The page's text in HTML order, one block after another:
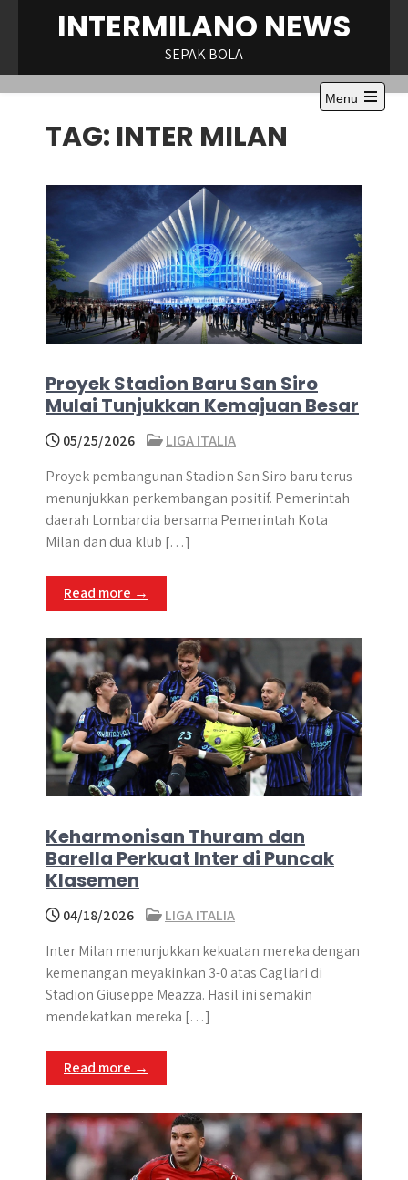
INTERMILANO NEWS
SEPAK BOLA
Menu
Open
TAG: INTER MILAN
Proyek Stadion Baru San Siro
Mulai Tunjukkan Kemajuan Besar
05/25/2026
LIGA ITALIA
Proyek pembangunan Stadion San Siro baru terus
menunjukkan perkembangan positif. Pemerintah
daerah Lombardia bersama Pemerintah Kota
Milan dan dua klub […]
Read more →
Keharmonisan Thuram dan
Barella Perkuat Inter di Puncak
Klasemen
04/18/2026
LIGA ITALIA
Inter Milan menunjukkan kekuatan mereka dengan
kemenangan meyakinkan 3-0 atas Cagliari di
Stadion Giuseppe Meazza. Hasil ini semakin
mendekatkan mereka […]
Read more →